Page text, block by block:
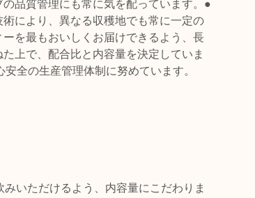
品質管理にも常に気を配っています。●
により、異なる収穫地でも常に一定の
を最もおいしくお届けできるよう、長
上で、配合比と内容量を決定していま
全の生産管理体制に努めています。
いただけるよう、内容量にこだわりま